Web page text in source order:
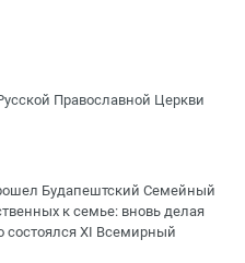
Православной Церкви
Будапештский Семейный
к семье: вновь делая
состоялся XI Всемирный